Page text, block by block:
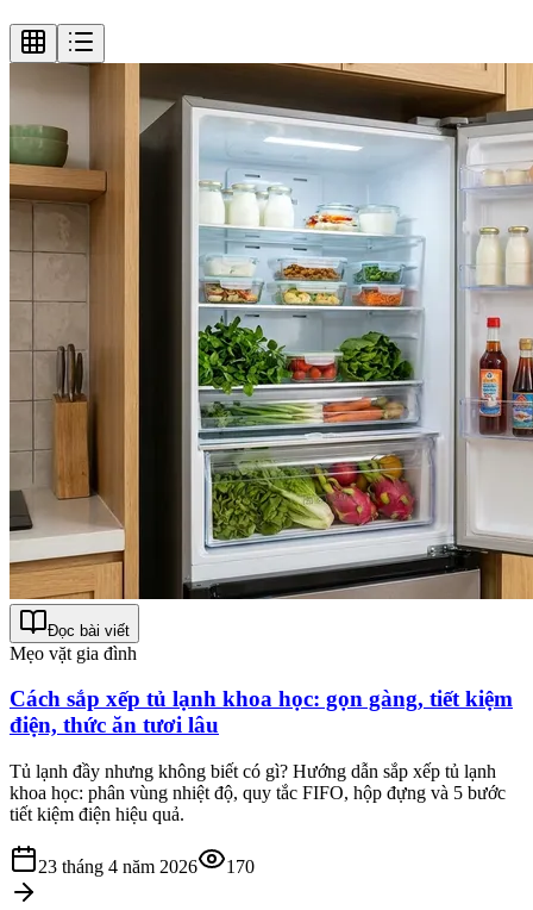
Đọc bài viết
Mẹo vặt gia đình
Cách sắp xếp tủ lạnh khoa học: gọn gàng, tiết kiệm
điện, thức ăn tươi lâu
Tủ lạnh đầy nhưng không biết có gì? Hướng dẫn sắp xếp tủ lạnh
khoa học: phân vùng nhiệt độ, quy tắc FIFO, hộp đựng và 5 bước
tiết kiệm điện hiệu quả.
23 tháng 4 năm 2026 170